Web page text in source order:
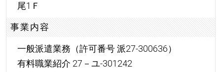
尾1Ｆ
事業内容
一般派遣業務（許可番号 派27-300636）
有料職業紹介 27－ユ-301242